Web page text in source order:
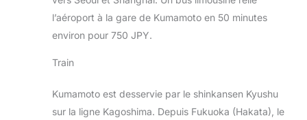
l’aéroport à la gare de Kumamoto en 50 minutes
environ pour 750 JPY.
Train
Kumamoto est desservie par le shinkansen Kyushu
sur la ligne Kagoshima. Depuis Fukuoka (Hakata), le